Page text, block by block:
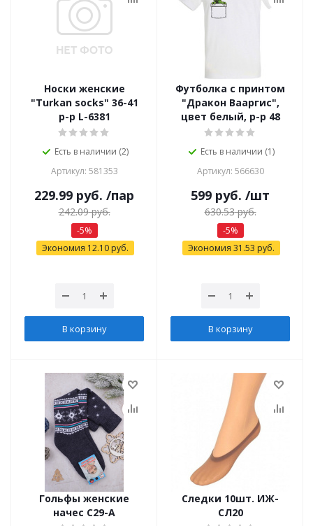
Носки женские
"Turkan socks" 36-41
р-р L-6381
Есть в наличии (2)
Артикул: 581353
229.99 руб. /пар
242.09руб.
-5%
Экономия 12.10 руб.
В корзину
Футболка с принтом
"Дракон Вааргис",
цвет белый, р-р 48
Есть в наличии (1)
Артикул: 566630
599 руб. /шт
630.53руб.
-5%
Экономия 31.53 руб.
В корзину
Гольфы женские
начес С29-А
Следки 10шт. ИЖ-
СЛ20